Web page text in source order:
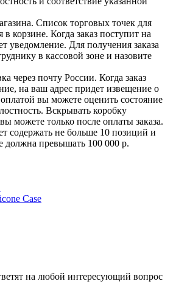
Список торговых точек для
в корзине. Когда заказ поступит на
уведомление. Для получения заказа
в кассовой зоне и назовите
через почту России. Когда заказ
на ваш адрес придет извещение о
вы можете оценить состояние
Вскрывать коробку
можете только после оплаты заказа.
содержать не больше 10 позиций и
должна превышать 100 000 р.
Case
на любой интересующий вопрос